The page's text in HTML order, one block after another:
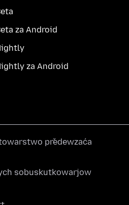
za Android
za Android
předewzaća
sobuskutkowarjow